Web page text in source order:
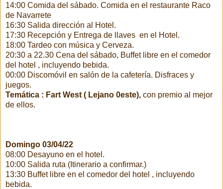
14:00 Comida del sábado. Comida en el restaurante Raco
de Navarrete
16:30 Salida dirección al Hotel.
17:30 Recepción y Entrega de llaves en el Hotel.
18:00 Tardeo con música y Cerveza.
20:30 a 22.30 Cena del sábado, Buffet libre en el comedor
del hotel , incluyendo bebida.
00:00 Discomóvil en salón de la cafetería. Disfraces y
juegos.
Temática : Fart West ( Lejano 0este), con premio al mejor
de ellos.
Domingo 03/04/22
08:00 Desayuno en el hotel.
10:00 Salida ruta (Itinerario a confirmar.)
13:30 Buffet libre en el comedor del hotel , incluyendo
bebida.